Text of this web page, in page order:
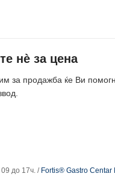
нè за цена
за продажба ќе Ви
до 17ч. / Fortis® Gastro Centar